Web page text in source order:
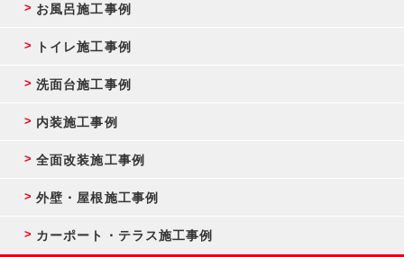
お風呂施工事例
トイレ施工事例
洗面台施工事例
内装施工事例
全面改装施工事例
外壁・屋根施工事例
カーポート・テラス施工事例